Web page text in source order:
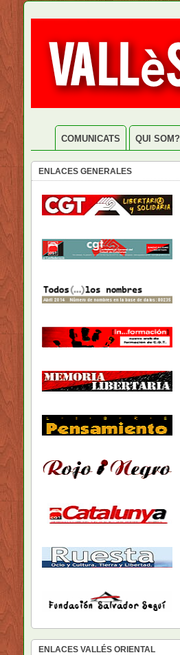
COMUNICATS QUI SOM?
ENLACES GENERALES
ENLACES VALLÉS ORIENTAL